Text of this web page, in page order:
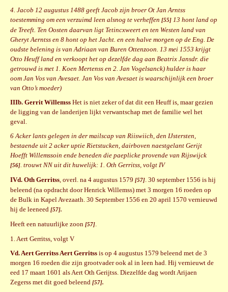
4. Jacob 12 augustus 1488 geeft Jacob zijn broer Ot Jan Arntss
toestemming om een verzuimd leen alsnog te verheffen [55] 13 hont land op
de Treeft. Ten Oosten daarvan ligt Tetincxweert en ten Westen land van
Gheryt Aerntss en 8 hont op het Jacht. en een halve morgen op de Eng. De
oudste belening is van Adriaan van Buren Ottenzoon. 13 mei 1553 krijgt
Otto Heuff land en verkoopt het op dezelfde dag aan Beatrix Jansdr. die
getrouwd is met 1. Koen Mertenss en 2. Jan Vogelsanck) hulder is haar
oom Jan Vos van Avesaet. Jan Vos van Avesaet is waarschijnlijk een broer
van Otto’s moeder)
IIIb. Gerrit Willemss Het is niet zeker of dat dit een Heuff is, maar gezien
de ligging van de landerijen lijkt verwantschap met de familie wel het
geval.
6 Acker lants gelegen in der mailscap van Riiswiich, den IJstersten,
bestaende uit 2 acker uptie Rietstucken, dairboven naestgelant Gerijt
Hoefft Willemssoin ende beneden die paeplicke provende van Rijswijck
[56]. trouwt NN uit dit huwelijk: 1. Oth Gerritss, volgt IV
IVd. Oth Gerritss, overl. na 4 augustus 1579 [57]. 30 september 1556 is hij
beleend (na opdracht door Henrick Willemss) met 3 morgen 16 roeden op
de Bulk in Kapel Avezaath. 30 September 1556 en 20 april 1570 vernieuwd
hij de leeneed [57].
Heeft een natuurlijke zoon [57].
1. Aert Gerritss, volgt V
Vd. Aert Gerritss Aert Gerritss is op 4 augustus 1579 beleend met de 3
morgen 16 roeden die zijn grootvader ook al in leen had. Hij vernieuwt de
eed 17 maart 1601 als Aert Oth Gerijtss. Diezelfde dag wordt Arijaen
Zegerss met dit goed beleend [57].